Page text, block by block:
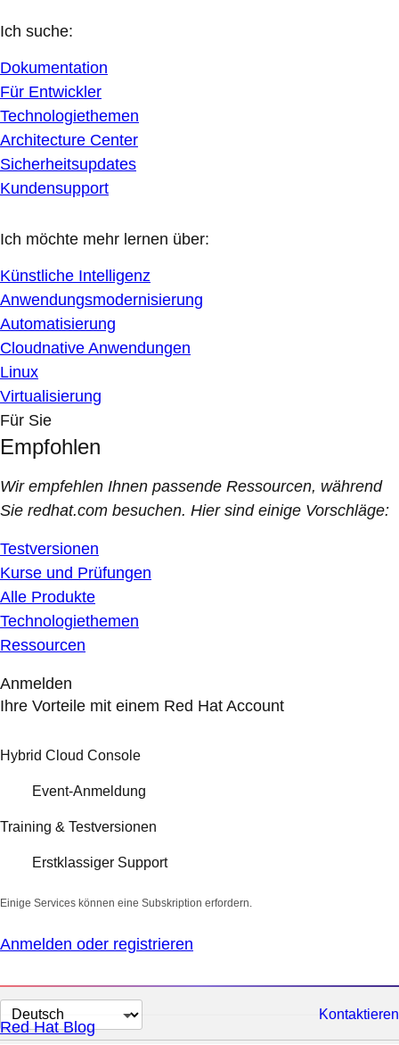
Ich suche:
Dokumentation
Für Entwickler
Technologiethemen
Architecture Center
Sicherheitsupdates
Kundensupport
Ich möchte mehr lernen über:
Künstliche Intelligenz
Anwendungsmodernisierung
Automatisierung
Cloudnative Anwendungen
Linux
Virtualisierung
Für Sie
Empfohlen
Wir empfehlen Ihnen passende Ressourcen, während
Sie redhat.com besuchen. Hier sind einige Vorschläge:
Testversionen
Kurse und Prüfungen
Alle Produkte
Technologiethemen
Ressourcen
Anmelden
Ihre Vorteile mit einem Red Hat Account
Hybrid Cloud Console
Event-Anmeldung
Training & Testversionen
Erstklassiger Support
Einige Services können eine Subskription erfordern.
Anmelden oder registrieren
Sprache
auswählen
Kontaktieren
Red Hat Blog